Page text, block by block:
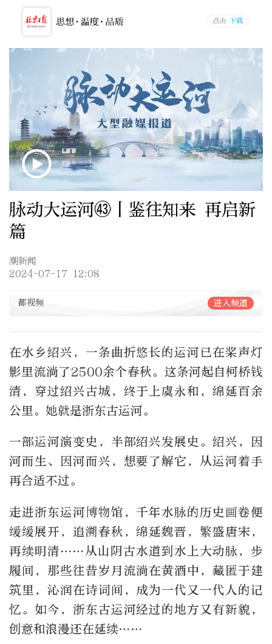
脉动大运河㊸丨鉴往知来 再启新
篇
潮新闻
2024-07-17 12:08
都视频 进入频道
在水乡绍兴，一条曲折悠长的运河已在桨声灯
影里流淌了2500余个春秋。这条河起自柯桥钱
清，穿过绍兴古城，终于上虞永和，绵延百余
公里。她就是浙东古运河。
一部运河演变史，半部绍兴发展史。绍兴，因
河而生、因河而兴，想要了解它，从运河着手
再合适不过。
走进浙东运河博物馆，千年水脉的历史画卷便
缓缓展开，追溯春秋，绵延魏晋，繁盛唐宋，
再续明清……从山阴古水道到水上大动脉，步
履间，那些往昔岁月流淌在黄酒中，藏匿于建
筑里，沁润在诗词间，成为一代又一代人的记
忆。如今，浙东古运河经过的地方又有新貌，
创意和浪漫还在延续……